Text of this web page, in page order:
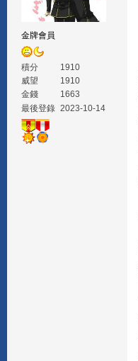
金牌會員
積分
1910
威望
1910
金錢
1663
最後登錄 2023-10-14